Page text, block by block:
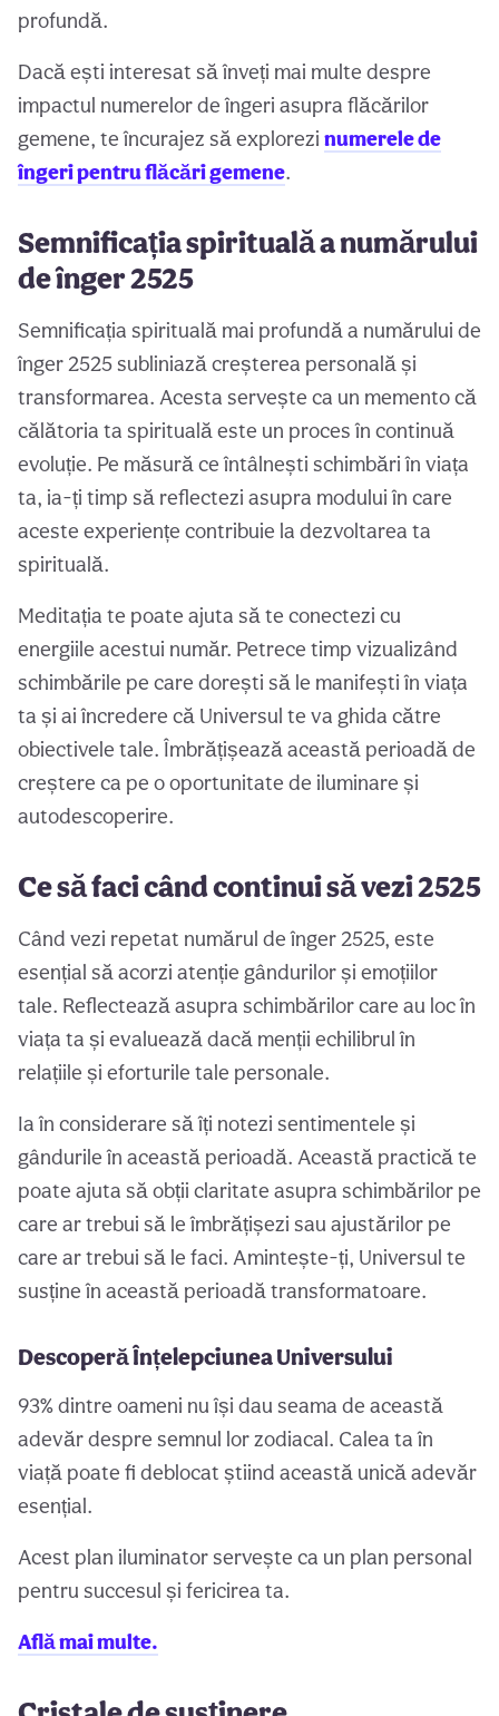
profundă.
Dacă ești interesat să înveți mai multe despre
impactul numerelor de îngeri asupra flăcărilor
gemene, te încurajez să explorezi numerele de
îngeri pentru flăcări gemene.
Semnificația spirituală a numărului
de înger 2525
Semnificația spirituală mai profundă a numărului de
înger 2525 subliniază creșterea personală și
transformarea. Acesta servește ca un memento că
călătoria ta spirituală este un proces în continuă
evoluție. Pe măsură ce întâlnești schimbări în viața
ta, ia-ți timp să reflectezi asupra modului în care
aceste experiențe contribuie la dezvoltarea ta
spirituală.
Meditația te poate ajuta să te conectezi cu
energiile acestui număr. Petrece timp vizualizând
schimbările pe care dorești să le manifești în viața
ta și ai încredere că Universul te va ghida către
obiectivele tale. Îmbrățișează această perioadă de
creștere ca pe o oportunitate de iluminare și
autodescoperire.
Ce să faci când continui să vezi 2525
Când vezi repetat numărul de înger 2525, este
esențial să acorzi atenție gândurilor și emoțiilor
tale. Reflectează asupra schimbărilor care au loc în
viața ta și evaluează dacă menții echilibrul în
relațiile și eforturile tale personale.
Ia în considerare să îți notezi sentimentele și
gândurile în această perioadă. Această practică te
poate ajuta să obții claritate asupra schimbărilor pe
care ar trebui să le îmbrățișezi sau ajustărilor pe
care ar trebui să le faci. Amintește-ți, Universul te
susține în această perioadă transformatoare.
Descoperă Înțelepciunea Universului
93% dintre oameni nu își dau seama de această
adevăr despre semnul lor zodiacal. Calea ta în
viață poate fi deblocat știind această unică adevăr
esențial.
Acest plan iluminator servește ca un plan personal
pentru succesul și fericirea ta.
Află mai multe.